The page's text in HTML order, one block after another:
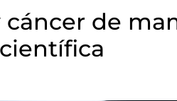
cáncer de